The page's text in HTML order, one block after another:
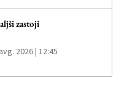
zastoji
2026 | 12:45